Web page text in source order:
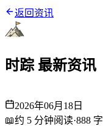
返回资讯
时踪 最新资讯
2026年06月18日
📖约 5 分钟阅读·888 字